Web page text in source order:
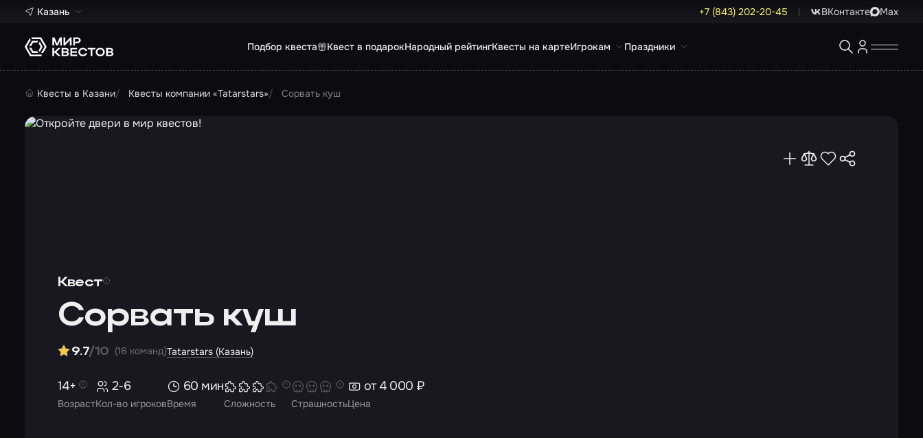
Казань +7 (843) 202-20-45 ВКонтакте Max
Подбор квеста Квест в подарокНародный рейтингКвесты на картеИгрокам Праздники
Квесты в Казани Квесты компании «Tatarstars» Сорвать куш
Квест
Сорвать куш
Tatarstars (Казань)
9.7/10 (16 команд)
Возраст
14+
Кол-во игроков
2-6
Время
60 мин
Сложность СтрашностьЦена
от 4 000 ₽